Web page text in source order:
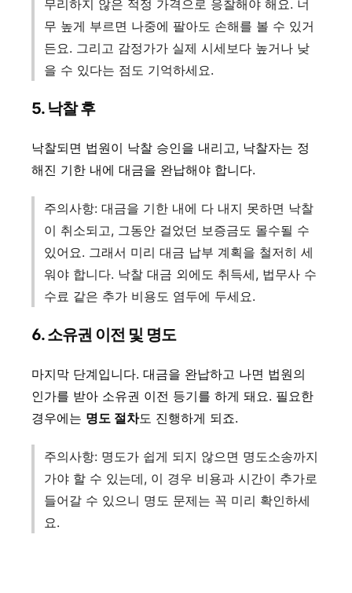
무리하지 않은 적정 가격으로 응찰해야 해요. 너
무 높게 부르면 나중에 팔아도 손해를 볼 수 있거
든요. 그리고 감정가가 실제 시세보다 높거나 낮
을 수 있다는 점도 기억하세요.
5. 낙찰 후
낙찰되면 법원이 낙찰 승인을 내리고, 낙찰자는 정
해진 기한 내에 대금을 완납해야 합니다.
주의사항: 대금을 기한 내에 다 내지 못하면 낙찰
이 취소되고, 그동안 걸었던 보증금도 몰수될 수
있어요. 그래서 미리 대금 납부 계획을 철저히 세
워야 합니다. 낙찰 대금 외에도 취득세, 법무사 수
수료 같은 추가 비용도 염두에 두세요.
6. 소유권 이전 및 명도
마지막 단계입니다. 대금을 완납하고 나면 법원의
인가를 받아 소유권 이전 등기를 하게 돼요. 필요한
경우에는 명도 절차도 진행하게 되죠.
주의사항: 명도가 쉽게 되지 않으면 명도소송까지
가야 할 수 있는데, 이 경우 비용과 시간이 추가로
들어갈 수 있으니 명도 문제는 꼭 미리 확인하세
요.